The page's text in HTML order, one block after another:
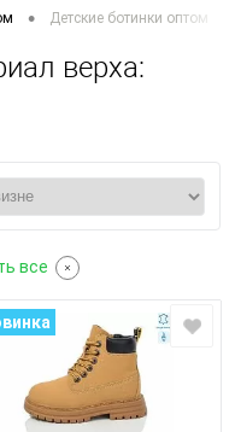
• Детские ботинки оптом
верха:
все